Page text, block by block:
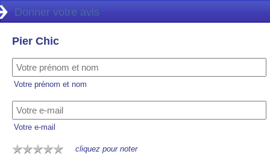
Donner votre avis
Pier Chic
Votre prénom et nom
Votre e-mail
cliquez pour noter